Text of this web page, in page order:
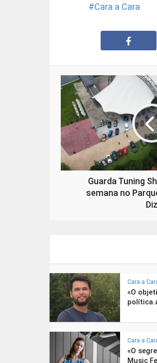
Cara a Cara
Guarda Tuning
semana no
Diz
Cara a
«O
Cara a
«O
Music